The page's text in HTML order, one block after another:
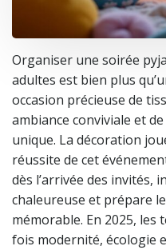
Organiser une soirée
adultes est bien plus
occasion précieuse de
ambiance conviviale et
unique. La décoration
réussite de cet
dès l’arrivée des invités,
chaleureuse et prépare
mémorable. En 2025, les
fois modernité, écologie